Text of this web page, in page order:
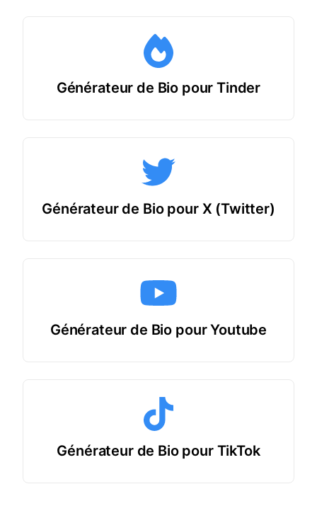
Générateur de Bio pour Tinder
Générateur de Bio pour X (Twitter)
Générateur de Bio pour Youtube
Générateur de Bio pour TikTok